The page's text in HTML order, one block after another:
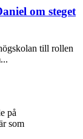
om steget
till rollen